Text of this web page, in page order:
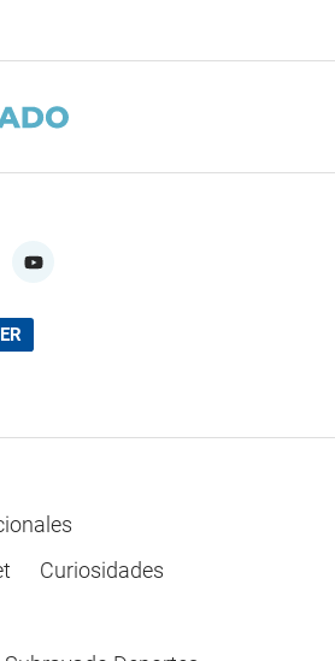
Curiosidades